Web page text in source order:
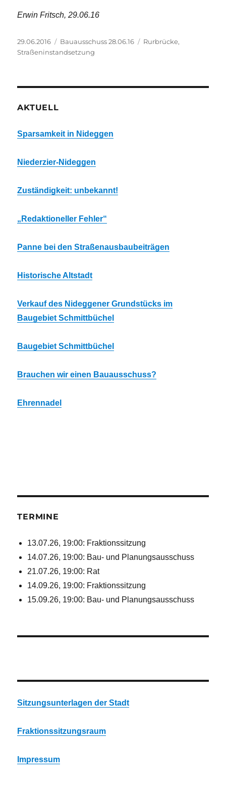
Erwin Fritsch, 29.06.16
Veröffentlicht
am
29.06.2016 Kategorien
Bauausschuss 28.06.16 Schlagwörter
Rurbrücke,
Straßeninstandsetzung
AKTUELL
Sparsamkeit in Nideggen
Niederzier-Nideggen
Zuständigkeit: unbekannt!
„Redaktioneller Fehler“
Panne bei den Straßenausbaubeiträgen
Historische Altstadt
Verkauf des Nideggener Grundstücks im
Baugebiet Schmittbüchel
Baugebiet Schmittbüchel
Brauchen wir einen Bauausschuss?
Ehrennadel
TERMINE
13.07.26, 19:00: Fraktionssitzung
14.07.26, 19:00: Bau- und Planungsausschuss
21.07.26, 19:00: Rat
14.09.26, 19:00: Fraktionssitzung
15.09.26, 19:00: Bau- und Planungsausschuss
Sitzungsunterlagen der Stadt
Fraktionssitzungsraum
Impressum